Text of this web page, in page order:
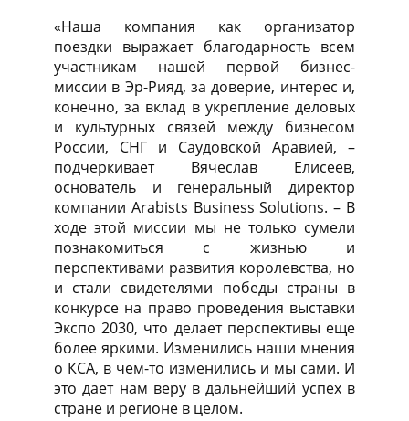
«Наша компания как организатор
поездки выражает благодарность всем
участникам нашей первой бизнес-
миссии в Эр-Рияд, за доверие, интерес и,
конечно, за вклад в укрепление деловых
и культурных связей между бизнесом
России, СНГ и Саудовской Аравией, –
подчеркивает Вячеслав Елисеев,
основатель и генеральный директор
компании Arabists Business Solutions. – В
ходе этой миссии мы не только сумели
познакомиться с жизнью и
перспективами развития королевства, но
и стали свидетелями победы страны в
конкурсе на право проведения выставки
Экспо 2030, что делает перспективы еще
более яркими. Изменились наши мнения
о КСА, в чем-то изменились и мы сами. И
это дает нам веру в дальнейший успех в
стране и регионе в целом.